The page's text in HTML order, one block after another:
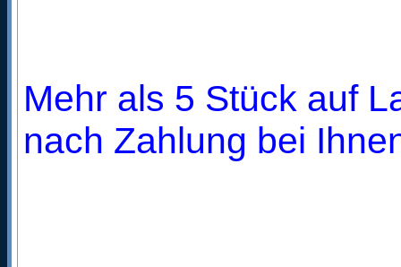
Mehr als 5 Stück auf
nach Zahlung bei